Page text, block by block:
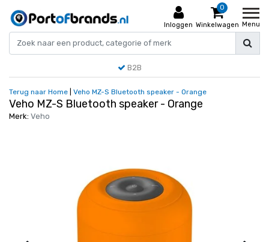
Inloggen
0
Winkelwagen Menu
B2B
Terug naar Home Veho MZ-S Bluetooth speaker - Orange
Veho MZ-S Bluetooth speaker - Orange
Merk: Veho